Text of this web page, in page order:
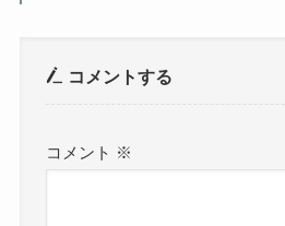
コメントする
コメント ※